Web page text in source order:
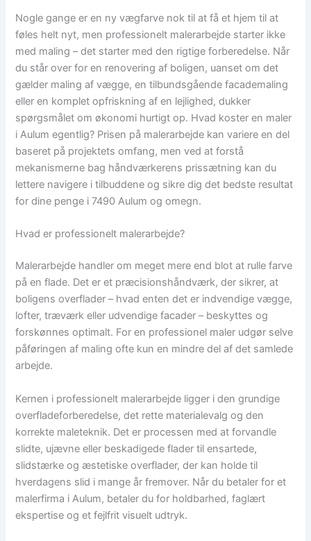
Nogle gange er en ny vægfarve nok til at få et hjem til at
føles helt nyt, men professionelt malerarbejde starter ikke
med maling – det starter med den rigtige forberedelse. Når
du står over for en renovering af boligen, uanset om det
gælder maling af vægge, en tilbundsgående facademaling
eller en komplet opfriskning af en lejlighed, dukker
spørgsmålet om økonomi hurtigt op. Hvad koster en maler
i Aulum egentlig? Prisen på malerarbejde kan variere en del
baseret på projektets omfang, men ved at forstå
mekanismerne bag håndværkerens prissætning kan du
lettere navigere i tilbuddene og sikre dig det bedste resultat
for dine penge i 7490 Aulum og omegn.
Hvad er professionelt malerarbejde?
Malerarbejde handler om meget mere end blot at rulle farve
på en flade. Det er et præcisionshåndværk, der sikrer, at
boligens overflader – hvad enten det er indvendige vægge,
lofter, træværk eller udvendige facader – beskyttes og
forskønnes optimalt. For en professionel maler udgør selve
påføringen af maling ofte kun en mindre del af det samlede
arbejde.
Kernen i professionelt malerarbejde ligger i den grundige
overfladeforberedelse, det rette materialevalg og den
korrekte maleteknik. Det er processen med at forvandle
slidte, ujævne eller beskadigede flader til ensartede,
slidstærke og æstetiske overflader, der kan holde til
hverdagens slid i mange år fremover. Når du betaler for et
malerfirma i Aulum, betaler du for holdbarhed, faglært
ekspertise og et fejlfrit visuelt udtryk.